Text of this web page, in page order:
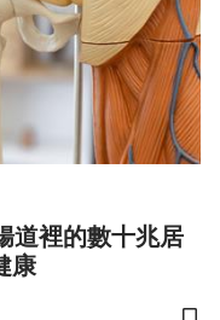
道裡的數十兆居
康